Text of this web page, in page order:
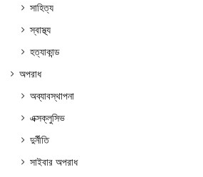
সাহিত্য
স্বাস্থ্য
হত্যাকান্ড
অপরাধ
অব্যাবস্থাপনা
এক্সক্লুসিভ
দুর্নীতি
সাইবার অপরাধ